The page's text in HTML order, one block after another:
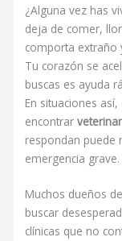
¿Alguna vez has
deja de comer,
comporta extraño
Tu corazón se
buscas es ayuda
En situaciones
encontrar
respondan puede
emergencia grave.
Muchos dueños
buscar
clínicas que no